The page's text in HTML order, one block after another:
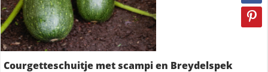
Courgetteschuitje met scampi en Breydelspek